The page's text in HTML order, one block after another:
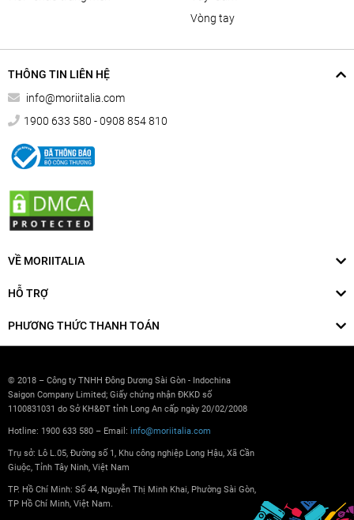
vòng tay
THÔNG TIN LIÊN HỆ
info@moriitalia.com
1900 633 580 - 0908 854 810
VỀ MORIITALIA
HỖ TRỢ
PHƯƠNG THỨC THANH TOÁN
© 2018 – Công ty TNHH Đông Dương Sài Gòn - Indochina
Saigon Company Limited; Giấy chứng nhận ĐKKD số
1100831031 do Sở KH&ĐT tỉnh Long An cấp ngày 20/02/2008
Hotline: 1900 633 580 – Email: info@moriitalia.com
Trụ sở: Lô L.05, Đường số 1, Khu công nghiệp Long Hậu, Xã Cần
Giuộc, Tỉnh Tây Ninh, Việt Nam
TP. Hồ Chí Minh: Số 44, Nguyễn Thị Minh Khai, Phường Sài Gòn,
TP Hồ Chí Minh, Việt Nam.